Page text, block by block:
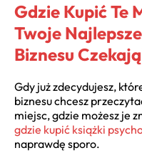
Gdzie Kupić Te
Twoje
Biznesu
Gdy już zdecydujesz,
biznesu chcesz
miejsc, gdzie możesz je
gdzie kupić książki
naprawdę sporo.